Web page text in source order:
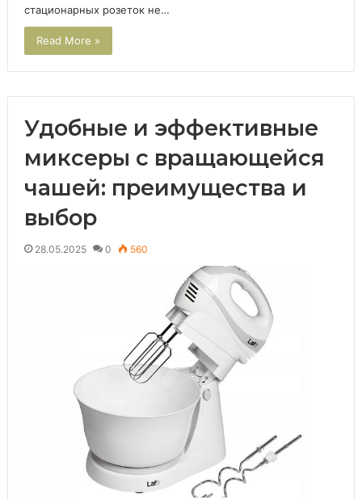
стационарных розеток не…
Read More »
Удобные и эффективные
миксеры с вращающейся
чашей: преимущества и
выбор
28.05.2025 0 560